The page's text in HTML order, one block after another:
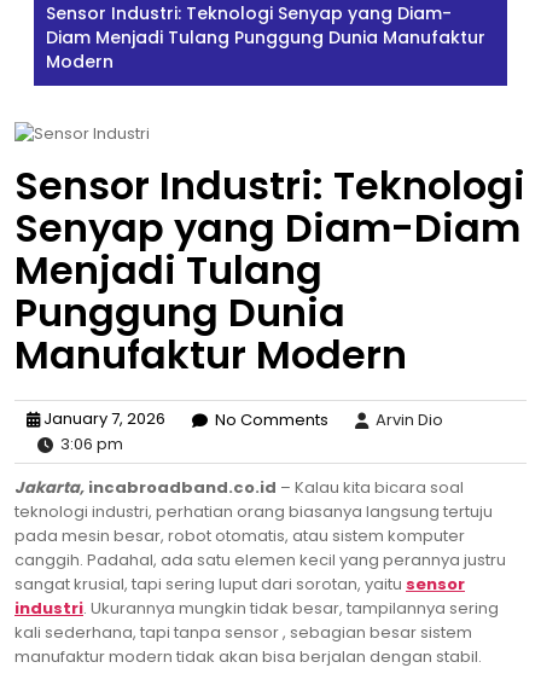
Sensor Industri: Teknologi Senyap yang Diam-
Diam Menjadi Tulang Punggung Dunia Manufaktur
Modern
Sensor Industri: Teknologi
Senyap yang Diam-Diam
Menjadi Tulang
Punggung Dunia
Manufaktur Modern
January 7, 2026 No Comments
Arvin Dio
3:06 pm
Jakarta, incabroadband.co.id – Kalau kita bicara soal
teknologi industri, perhatian orang biasanya langsung tertuju
pada mesin besar, robot otomatis, atau sistem komputer
canggih. Padahal, ada satu elemen kecil yang perannya justru
sangat krusial, tapi sering luput dari sorotan, yaitu sensor
industri. Ukurannya mungkin tidak besar, tampilannya sering
kali sederhana, tapi tanpa sensor , sebagian besar sistem
manufaktur modern tidak akan bisa berjalan dengan stabil.